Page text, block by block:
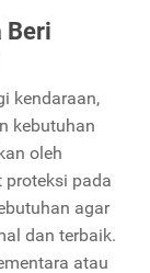
Beri
kendaraan,
kebutuhan
oleh
proteksi pada
agar
dan terbaik.
atau